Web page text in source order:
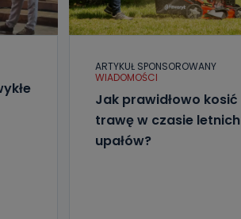
Wolności
od
żądania
ARTYKUŁ SPONSOROWANY
WIADOMOŚCI
Jak prawidłowo kosić
trawę w czasie letnich
upałów?